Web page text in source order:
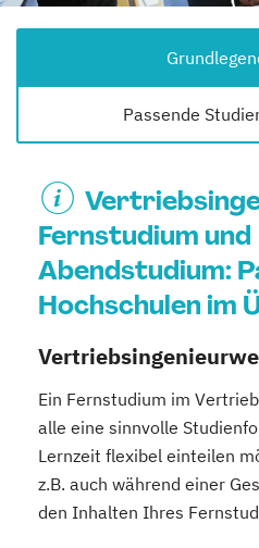
Passende
Fernstudium und
Abendstudium:
Hochschulen im
Ein Fernstudium im
alle eine sinnvolle
Lernzeit flexibel einteilen
z.B. auch während einer
den Inhalten Ihres